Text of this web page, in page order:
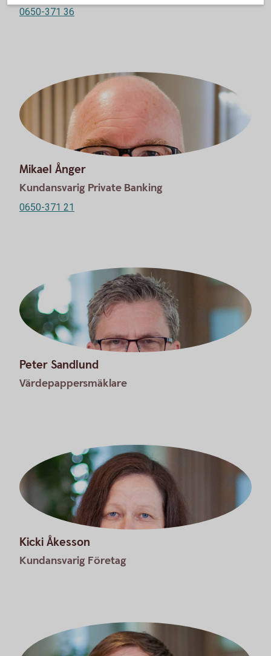
0650-371 36
Mikael Ånger
Kundansvarig Private Banking
0650-371 21
Peter Sandlund
Värdepappersmäklare
Kicki Åkesson
Kundansvarig Företag